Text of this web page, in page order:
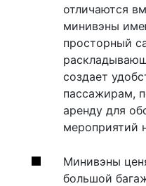
отличаются
минивэны
просторный
создает
пассажирам,
аренду для
мероприятий
Минивэны
большой